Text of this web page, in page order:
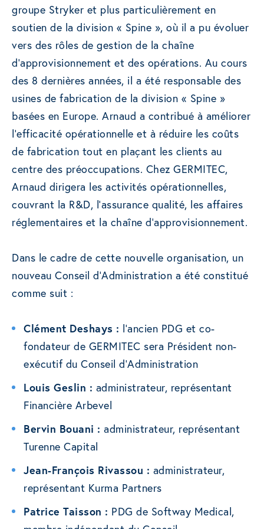
groupe Stryker et plus particulièrement en
soutien de la division « Spine », où il a pu évoluer
vers des rôles de gestion de la chaîne
d’approvisionnement et des opérations. Au cours
des 8 dernières années, il a été responsable des
usines de fabrication de la division « Spine »
basées en Europe. Arnaud a contribué à améliorer
l’efficacité opérationnelle et à réduire les coûts
de fabrication tout en plaçant les clients au
centre des préoccupations. Chez GERMITEC,
Arnaud dirigera les activités opérationnelles,
couvrant la R&D, l’assurance qualité, les affaires
réglementaires et la chaîne d’approvisionnement.
Dans le cadre de cette nouvelle organisation, un
nouveau Conseil d’Administration a été constitué
comme suit :
Clément Deshays : l’ancien PDG et co-
fondateur de GERMITEC sera Président non-
exécutif du Conseil d’Administration
Louis Geslin : administrateur, représentant
Financière Arbevel
Bervin Bouani : administrateur, représentant
Turenne Capital
Jean-François Rivassou : administrateur,
représentant Kurma Partners
Patrice Taisson : PDG de Softway Medical,